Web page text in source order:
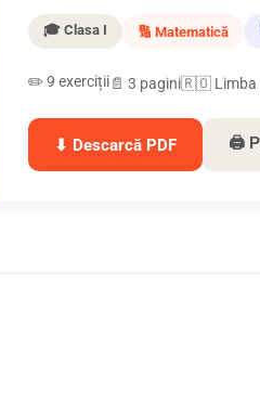
🎓 Clasa I 🔢 Matematică
✏️ 9 exerciții📄 3 pagini🇷🇴 Limba
⬇ Descarcă PDF 🖨